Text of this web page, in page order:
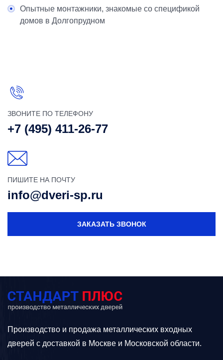
Опытные монтажники, знакомые со спецификой
домов в Долгопрудном
ЗВОНИТЕ ПО ТЕЛЕФОНУ
+7 (495) 411-26-77
ПИШИТЕ НА ПОЧТУ
info@dveri-sp.ru
ЗАКАЗАТЬ ЗВОНОК
Производство и продажа металлических входных
дверей с доставкой в Москве и Московской области.